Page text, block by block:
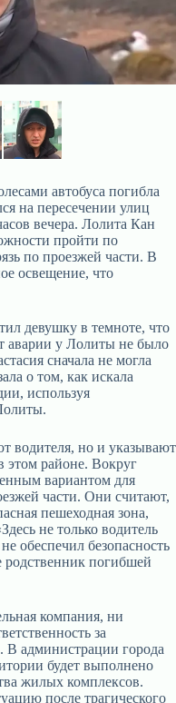
автобуса погибла
на пересечении улиц
вечера. Лолита Кан
пройти по
по проезжей части. В
освещение, что
девушку в темноте, что
аварии у Лолиты не было
сначала не могла
о том, как искала
используя
водителя, но и указывают
этом районе. Вокруг
вариантом для
части. Они считают,
пешеходная зона,
не только водитель
обеспечил безопасность
погибшей
компания, ни
за
В администрации города
будет выполнено
жилых комплексов.
после трагического